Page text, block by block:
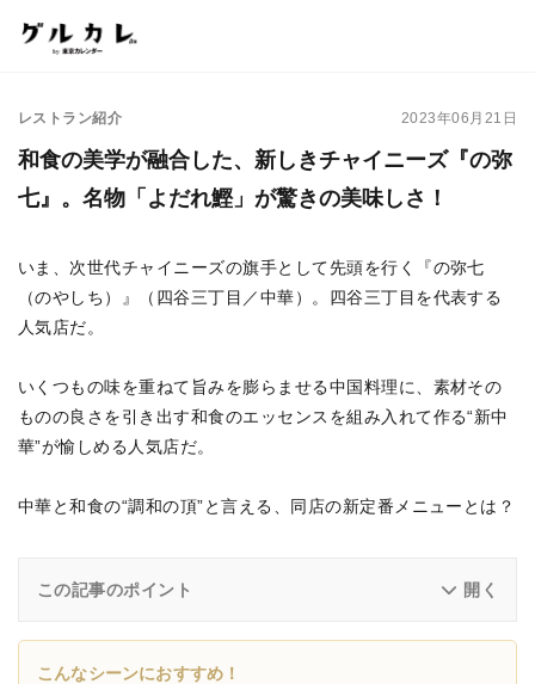
レストラン紹介 2023年06月21日
和食の美学が融合した、新しきチャイニーズ『の弥
七』。名物「よだれ鰹」が驚きの美味しさ！
いま、次世代チャイニーズの旗手として先頭を行く『の弥七
（のやしち）』（四谷三丁目／中華）。四谷三丁目を代表する
人気店だ。
いくつもの味を重ねて旨みを膨らませる中国料理に、素材その
ものの良さを引き出す和食のエッセンスを組み入れて作る“新中
華”が愉しめる人気店だ。
中華と和食の“調和の頂”と言える、同店の新定番メニューとは？
この記事のポイント
こんなシーンにおすすめ！